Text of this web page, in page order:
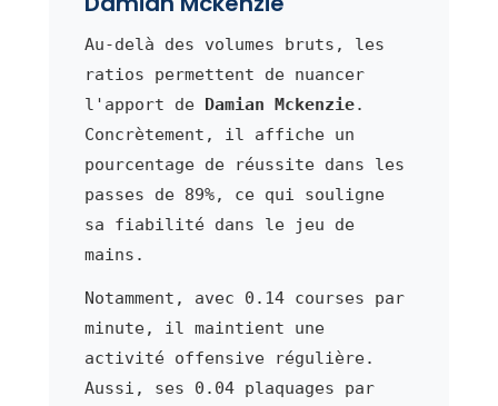
Au-delà des volumes bruts, les
ratios permettent de nuancer
l'apport de Damian Mckenzie.
Concrètement, il affiche un
pourcentage de réussite dans les
passes de 89%, ce qui souligne
sa fiabilité dans le jeu de
mains.
Notamment, avec 0.14 courses par
minute, il maintient une
activité offensive régulière.
Aussi, ses 0.04 plaquages par